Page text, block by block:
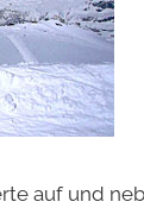
auf und